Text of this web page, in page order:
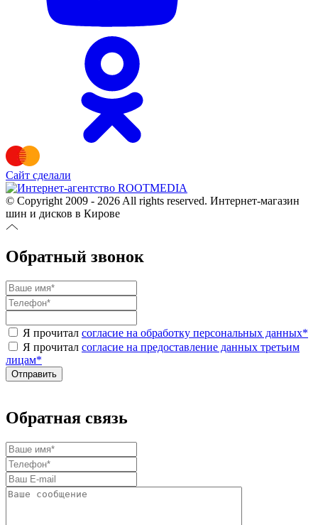
Сайт сделали
© Copyright 2009 - 2026 All rights reserved. Интернет-магазин
шин и дисков в Кирове
Обратный звонок
Я прочитал согласие на обработку персональных данных*
Я прочитал согласие на предоставление данных третьим
лицам*
Обратная связь